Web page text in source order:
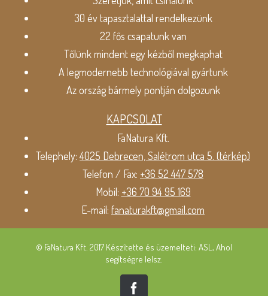
30 év tapasztalattal rendelkezünk
22 fős csapatunk van
Tőlünk mindent egy kézből megkaphat
A legmodernebb technológiával gyártunk
Az ország bármely pontján dolgozunk
KAPCSOLAT
FaNatura Kft.
Telephely:4025 Debrecen, Salétrom utca 5. (térkép)
Telefon / Fax: +36 52 447 578
Mobil: +36 70 94 95 169
E-mail: fanaturakft@gmail.com
© FaNatura Kft. 2017 Készítette és üzemelteti: ASL, Ahol
segítségre lelsz.